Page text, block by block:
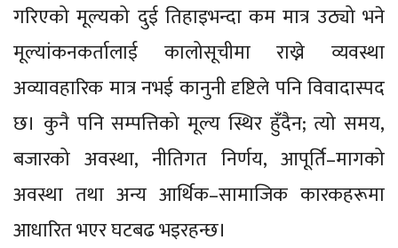
गरिएको मूल्यको दुई तिहाइभन्दा कम मात्र उठ्यो भने
मूल्यांकनकर्तालाई कालोसूचीमा राख्ने व्यवस्था
अव्यावहारिक मात्र नभई कानुनी दृष्टिले पनि विवादास्पद
छ। कुनै पनि सम्पत्तिको मूल्य स्थिर हुँदैन; त्यो समय,
बजारको अवस्था, नीतिगत निर्णय, आपूर्ति–मागको
अवस्था तथा अन्य आर्थिक–सामाजिक कारकहरूमा
आधारित भएर घटबढ भइरहन्छ।